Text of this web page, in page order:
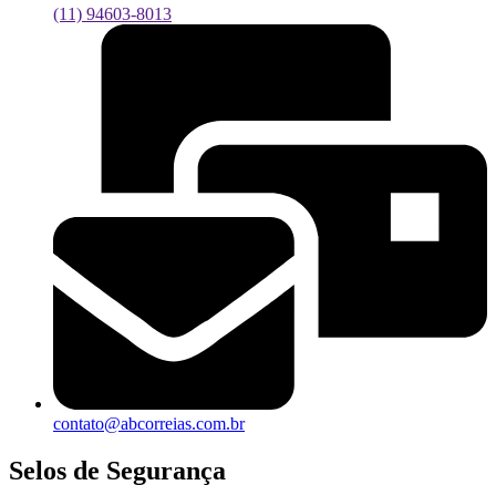
(11) 94603-8013
contato@abcorreias.com.br
Selos de Segurança